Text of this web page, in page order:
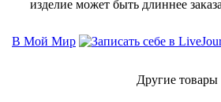
изделие может быть длиннее
В Мой Мир
Другие товары